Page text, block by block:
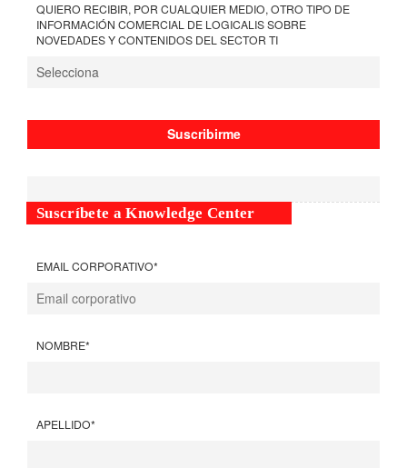
QUIERO RECIBIR, POR CUALQUIER MEDIO, OTRO TIPO DE
INFORMACIÓN COMERCIAL DE LOGICALIS SOBRE
NOVEDADES Y CONTENIDOS DEL SECTOR TI
Suscríbete a Knowledge Center
EMAIL CORPORATIVO*
NOMBRE*
APELLIDO*